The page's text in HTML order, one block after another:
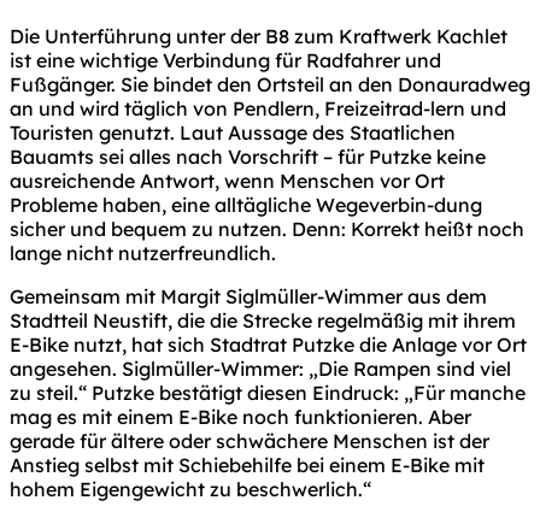
Die Unterführung unter der B8 zum Kraftwerk Kachlet
ist eine wichtige Verbindung für Radfahrer und
Fußgänger. Sie bindet den Ortsteil an den Donauradweg
an und wird täglich von Pendlern, Freizeitrad-lern und
Touristen genutzt. Laut Aussage des Staatlichen
Bauamts sei alles nach Vorschrift – für Putzke keine
ausreichende Antwort, wenn Menschen vor Ort
Probleme haben, eine alltägliche Wegeverbin-dung
sicher und bequem zu nutzen. Denn: Korrekt heißt noch
lange nicht nutzerfreundlich.
Gemeinsam mit Margit Siglmüller-Wimmer aus dem
Stadtteil Neustift, die die Strecke regelmäßig mit ihrem
E-Bike nutzt, hat sich Stadtrat Putzke die Anlage vor Ort
angesehen. Siglmüller-Wimmer: „Die Rampen sind viel
zu steil.“ Putzke bestätigt diesen Eindruck: „Für manche
mag es mit einem E-Bike noch funktionieren. Aber
gerade für ältere oder schwächere Menschen ist der
Anstieg selbst mit Schiebehilfe bei einem E-Bike mit
hohem Eigengewicht zu beschwerlich.“